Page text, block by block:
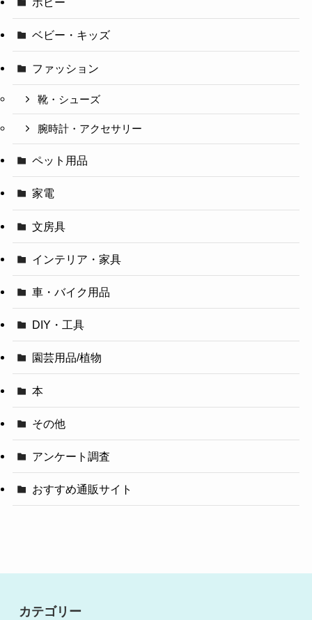
ベビー・キッズ
ファッション
靴・シューズ
腕時計・アクセサリー
ペット用品
家電
文房具
インテリア・家具
車・バイク用品
DIY・工具
園芸用品/植物
本
その他
アンケート調査
おすすめ通販サイト
カテゴリー